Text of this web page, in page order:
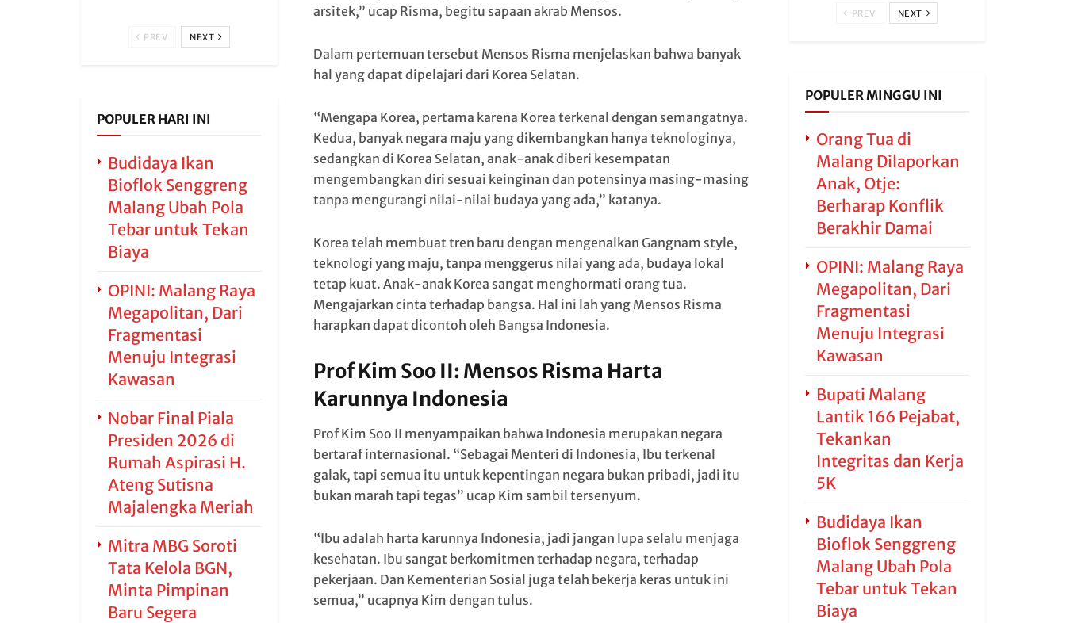
arsitek,” ucap Risma, begitu sapaan akrab Mensos.
Dalam pertemuan tersebut Mensos Risma menjelaskan bahwa banyak
hal yang dapat dipelajari dari Korea Selatan.
“Mengapa Korea, pertama karena Korea terkenal dengan semangatnya.
Kedua, banyak negara maju yang dikembangkan hanya teknologinya,
sedangkan di Korea Selatan, anak-anak diberi kesempatan
mengembangkan diri sesuai keinginan dan potensinya masing-masing
tanpa mengurangi nilai-nilai budaya yang ada,” katanya.
Korea telah membuat tren baru dengan mengenalkan Gangnam style,
teknologi yang maju, tanpa menggerus nilai yang ada, budaya lokal
tetap kuat. Anak-anak Korea sangat menghormati orang tua.
Mengajarkan cinta terhadap bangsa. Hal ini lah yang Mensos Risma
harapkan dapat dicontoh oleh Bangsa Indonesia.
Prof Kim Soo II: Mensos Risma Harta
Karunnya Indonesia
Prof Kim Soo II menyampaikan bahwa Indonesia merupakan negara
bertaraf internasional. “Sebagai Menteri di Indonesia, Ibu terkenal
galak, tapi semua itu untuk kepentingan negara bukan pribadi, jadi itu
bukan marah tapi tegas” ucap Kim sambil tersenyum.
“Ibu adalah harta karunnya Indonesia, jadi jangan lupa selalu menjaga
kesehatan. Ibu sangat berkomitmen terhadap negara, terhadap
pekerjaan. Dan Kementerian Sosial juga telah bekerja keras untuk ini
semua,” ucapnya Kim dengan tulus.
PREV NEXT
POPULER HARI INI
Budidaya Ikan
Bioflok Senggreng
Malang Ubah Pola
Tebar untuk Tekan
Biaya
OPINI: Malang Raya
Megapolitan, Dari
Fragmentasi
Menuju Integrasi
Kawasan
Nobar Final Piala
Presiden 2026 di
Rumah Aspirasi H.
Ateng Sutisna
Majalengka Meriah
Mitra MBG Soroti
Tata Kelola BGN,
Minta Pimpinan
Baru Segera
PREV NEXT
POPULER MINGGU INI
Orang Tua di
Malang Dilaporkan
Anak, Otje:
Berharap Konflik
Berakhir Damai
OPINI: Malang Raya
Megapolitan, Dari
Fragmentasi
Menuju Integrasi
Kawasan
Bupati Malang
Lantik 166 Pejabat,
Tekankan
Integritas dan Kerja
5K
Budidaya Ikan
Bioflok Senggreng
Malang Ubah Pola
Tebar untuk Tekan
Biaya